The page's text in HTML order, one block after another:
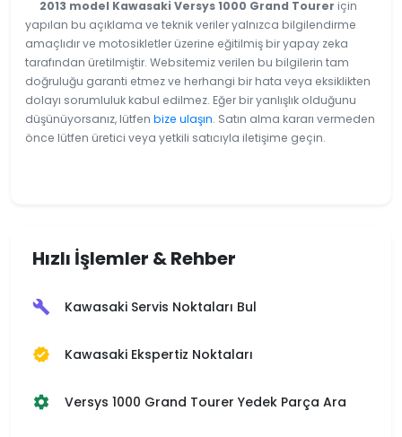
2013 model Kawasaki Versys 1000 Grand Tourer için
yapılan bu açıklama ve teknik veriler yalnızca bilgilendirme
amaçlıdır ve motosikletler üzerine eğitilmiş bir yapay zeka
tarafından üretilmiştir. Websitemiz verilen bu bilgilerin tam
doğruluğu garanti etmez ve herhangi bir hata veya eksiklikten
dolayı sorumluluk kabul edilmez. Eğer bir yanlışlık olduğunu
düşünüyorsanız, lütfen bize ulaşın. Satın alma kararı vermeden
önce lütfen üretici veya yetkili satıcıyla iletişime geçin.
Hızlı İşlemler & Rehber
build Kawasaki Servis Noktaları Bul
verified Kawasaki Ekspertiz Noktaları
settings Versys 1000 Grand Tourer Yedek Parça Ara